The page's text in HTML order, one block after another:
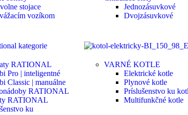
stojace
vozíkom
Jednozásuvkové
Dvojzásuvkové
RATIONAL
Pro | inteligentné
Classic | manuálne
RATIONAL
RATIONAL
ku
VARNÉ KOTLE
Elektrické kotle
Plynové kotle
Príslušenstvo ku
Multifunkčné kotle